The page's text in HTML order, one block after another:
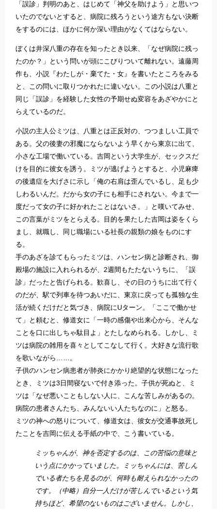
「誤診」判明のあと、はじめて「神父を助けよう」と思いつ
いたのでないとすると、病院に残ろうという途方もない決断
をするのには、ほかに何か深い理由がなくてはならない。
ぼくは井深八重の存在を知ったとき以来、「なぜ病院に残っ
たのか？」という問いが頭にこびりついて離れない。遠藤周
作も、小説『わたしが・棄てた・女』を書いたところをみる
と、この問いに取りつかれたに違いない。この小説は八重と
同じ「誤診」を経験した女性の予期せぬ変容をあざやかにと
らえているのだ。
小説の主人公ミツは、八重とは正反対の、つつましい工員で
ある。父の後妻の邪魔にならないよう早くから東京に出て、
小さな工場で働いている。吉岡という大学生が、セックスだ
けを目的に彼女を誘う。ミツが逃げようとすると、小児麻痺
の後遺症を大げさに示し「俺の右肩は歪んでいるし、足も少
しわるいんだ。だから女の子にも相手にされない。今まで一
度だって女の子に好かれたことはないさ。」と嘆いてみせ、
この言葉がミツをとらえる。目的を果たした吉岡は姿をくら
まし、就職し、同じ職場にいる社長の親類の娘をものにす
る。
手のあざを診てもらったミツは、ハンセン病と診断され、御
殿場の施設に入れられるが、2週間もたたないうちに、「誤
診」だったと告げられる。歓喜し、その日のうちに出て行く
のだが、駅で列車を待つあいだに、東京に戻っても孤独な生
活が続くだけだと気づき、病院にUターン。「ここで働かせ
て」と頼むと、修道女に「一時の感傷や出来心から、そんな
ことを口に出しちゃ駄目よ」とたしなめられる。しかし、ミ
ツは病院の雑用を喜々としてこなして行く。大好きな流行歌
を歌いながら……。
子供のハンセン病患者が肺炎にかかり絶望的な状態になった
とき、ミツは3日間寝ないで付き添った。子供が死ぬと、ミ
ツは「なぜ悪いこともしない人に、こんな苦しみがあるの。
病院の患者さんたち、みんないい人たちなのに」と怒る。
ミツの神への怒りについて、修道女は、彼女が交通事故死し
たことを吉岡に伝える手紙の中で、こう書いている。
ミッちゃんが、神を否定するのは、この苦悩の意味と
いう点にかかっていました。ミッちゃんには、苦しん
でいる者たちを見るのが、何時も耐えられなかったの
です。（中略）自分一人だけが苦しんでいるという気
持ちほど、希望のないものはございません。しかし、